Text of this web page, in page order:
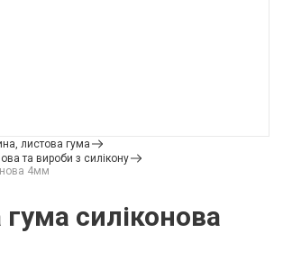
листова гума
та вироби з силікону
4мм
силіконова